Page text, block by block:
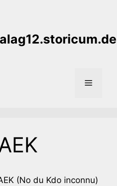
Menu
(No du Kdo inconnu)